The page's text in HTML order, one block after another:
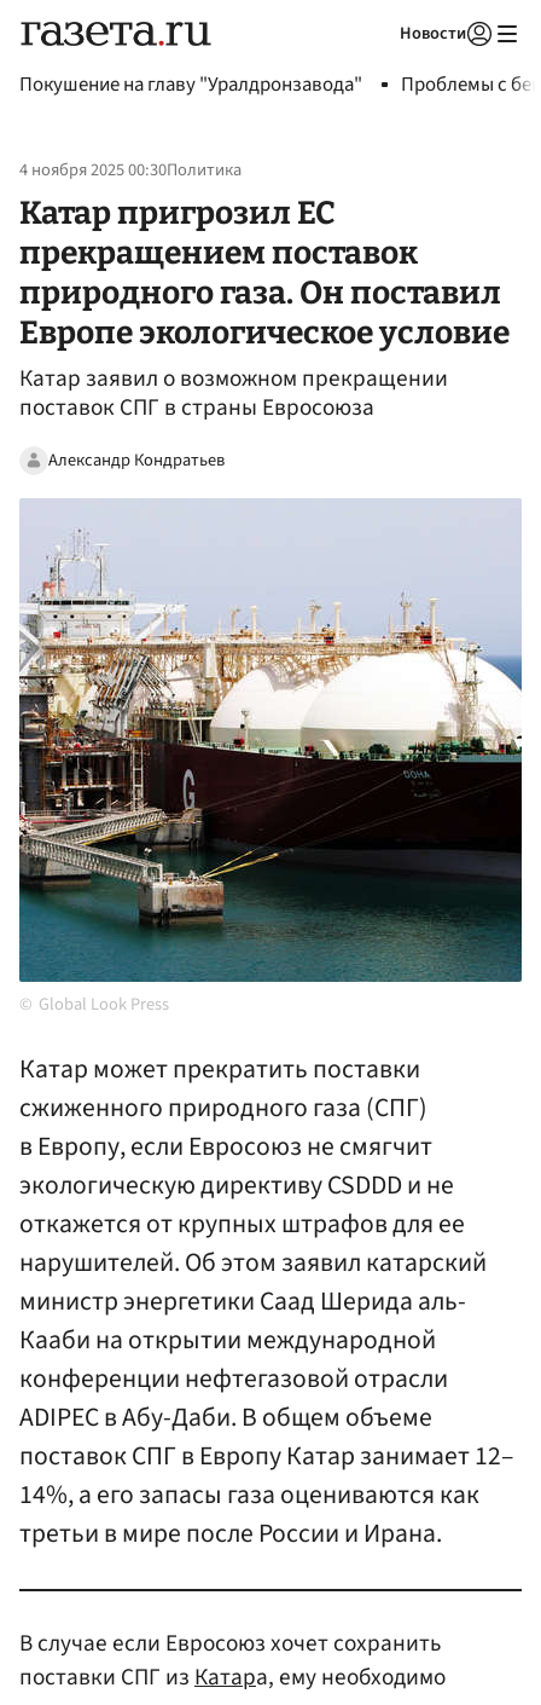
Новости
Покушение на главу "Уралдронзавода" Проблемы с
4 ноября 2025 00:30Политика
Катар пригрозил ЕС
прекращением поставок
природного газа. Он поставил
Европе экологическое условие
Катар заявил о возможном прекращении
поставок СПГ в страны Евросоюза
Александр Кондратьев
Global Look Press
Катар может прекратить поставки
сжиженного природного газа (СПГ)
в Европу, если Евросоюз не смягчит
экологическую директиву CSDDD и не
откажется от крупных штрафов для ее
нарушителей. Об этом заявил катарский
министр энергетики Саад Шерида аль-
Кааби на открытии международной
конференции нефтегазовой отрасли
ADIPEC в Абу-Даби. В общем объеме
поставок СПГ в Европу Катар занимает 12–
14%, а его запасы газа оцениваются как
третьи в мире после России и Ирана.
В случае если Евросоюз хочет сохранить
поставки СПГ изКатара, ему необходимо